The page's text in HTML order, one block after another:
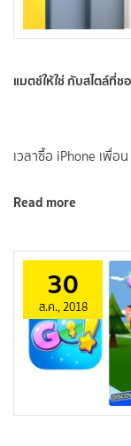
แมตช์ให้ใช่ กับสไตล์ที่ช
เวลาซื้อ iPhone เพื่อ
Read more
30
ส.ค., 2018